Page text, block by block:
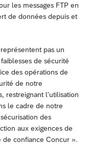
les messages FTP en
de données depuis et
pas un
de sécurité
des opérations de
de notre
restreignant l'utilisation
le cadre de notre
des
aux exigences de
confiance Concur ».